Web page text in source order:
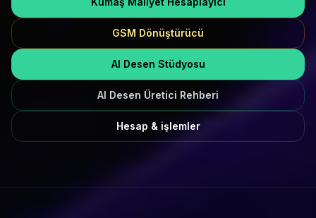
GSM Dönüştürücü
AI Desen Stüdyosu
AI Desen Üretici Rehberi
Hesap & işlemler